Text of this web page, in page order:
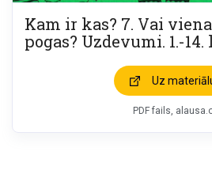
Kam ir kas? 7. Vai
pogas? Uzdevumi. 1.-14.
Uz
PDF fails,